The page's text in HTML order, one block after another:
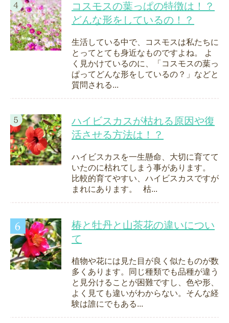
コスモスの葉っぱの特徴は！？
どんな形をしているの！？
生活している中で、コスモスは私たちに
とってとても身近なものですよね。 よ
く見かけているのに、「コスモスの葉っ
ぱってどんな形をしているの？」などと
質問される...
ハイビスカスが枯れる原因や復
活させる方法は！？
ハイビスカスを一生懸命、大切に育てて
いたのに枯れてしまう事があります。
比較的育てやすい、ハイビスカスですが
まれにあります。 枯...
椿と牡丹と山茶花の違いについ
て
植物や花には見た目が良く似たものが数
多くあります。同じ種類でも品種が違う
と見分けることが困難ですし、色や形、
よく見ても違いがわからない。そんな経
験は誰にでもある...